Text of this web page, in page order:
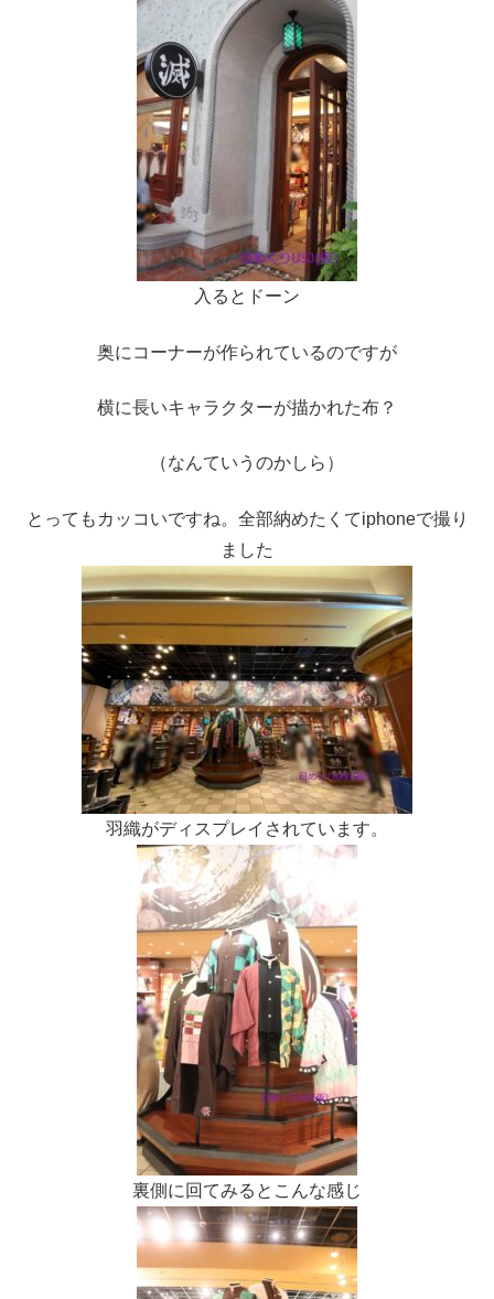
入るとドーン
奥にコーナーが作られているのですが
横に長いキャラクターが描かれた布？
（なんていうのかしら）
とってもカッコいですね。全部納めたくてiphoneで撮り
ました
羽織がディスプレイされています。
裏側に回てみるとこんな感じ